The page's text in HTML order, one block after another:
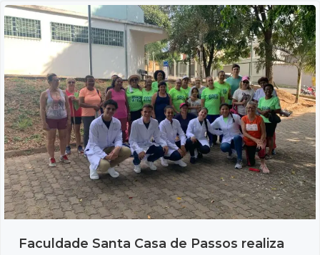
Faculdade Santa Casa de Passos realiza